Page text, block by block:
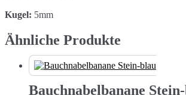
Kugel: 5mm
Ähnliche Produkte
Bauchnabelbanane